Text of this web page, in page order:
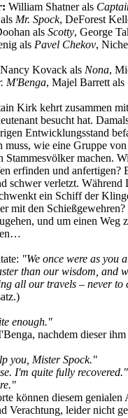
William Shatner als
Mr. Spock, DeForest
als Scotty, George
als Pavel Chekov,
Nancy Kovack als Nona,
M'Benga, Majel Barrett als
Kirk kehrt zusammen
besucht hat.
Entwicklungsstand
muss, wie eine Gruppe
Stammesvölker machen.
erfinden und anfertigen?
schwer verletzt.
ein Schiff der
mit den
und um einen
"We once were as you
than our wisdom, and
all our travels – never to
enough."
nachdem dieser
you, Mister Spock."
I'm quite fully recovered."
können diesem
Verachtung, leider nicht